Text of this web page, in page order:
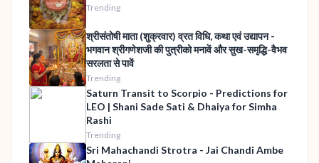
Trending
श्रीसंतोषी माता (शुक्रवार) व्रत विधि, कथा एवं उद्यापन -
भगवान श्रीगणेशजी की पुत्रीको मनावें और सुख-समृद्धि-वैभव
सरलता से पावें
Trending
Saturn Transit to Scorpio - Predictions for
LEO | Shani Sade Sati & Dhaiya for Simha
Rashi
Trending
Sri Mahachandi Strotra - Jai Chandi Ambe